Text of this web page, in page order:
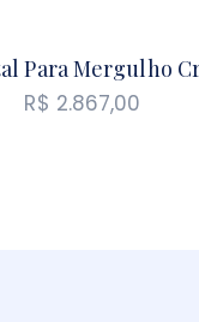
Para Mergulho
R$ 2.867,00